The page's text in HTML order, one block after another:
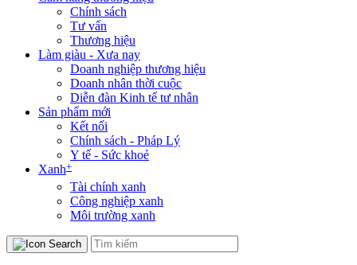
Chính sách
Tư vấn
Thương hiệu
Làm giàu - Xưa nay
Doanh nghiệp thương hiệu
Doanh nhân thời cuộc
Diễn đàn Kinh tế tư nhân
Sản phẩm mới
Kết nối
Chính sách - Pháp Lý
Y tế - Sức khoẻ
Xanh+
Tài chính xanh
Công nghiệp xanh
Môi trường xanh